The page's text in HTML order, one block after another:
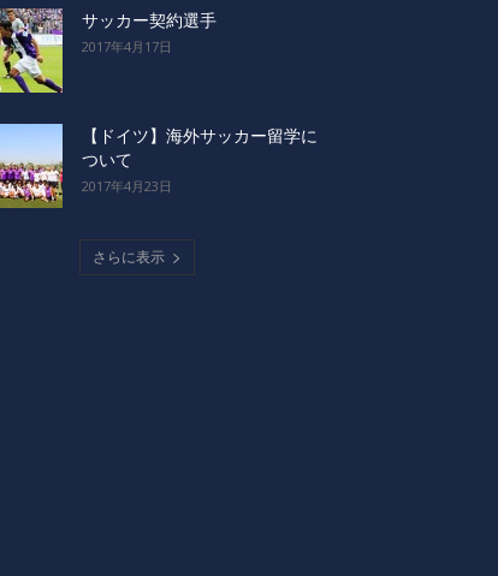
サッカー契約選手
2017年4月17日
【ドイツ】海外サッカー留学に
ついて
2017年4月23日
さらに表示